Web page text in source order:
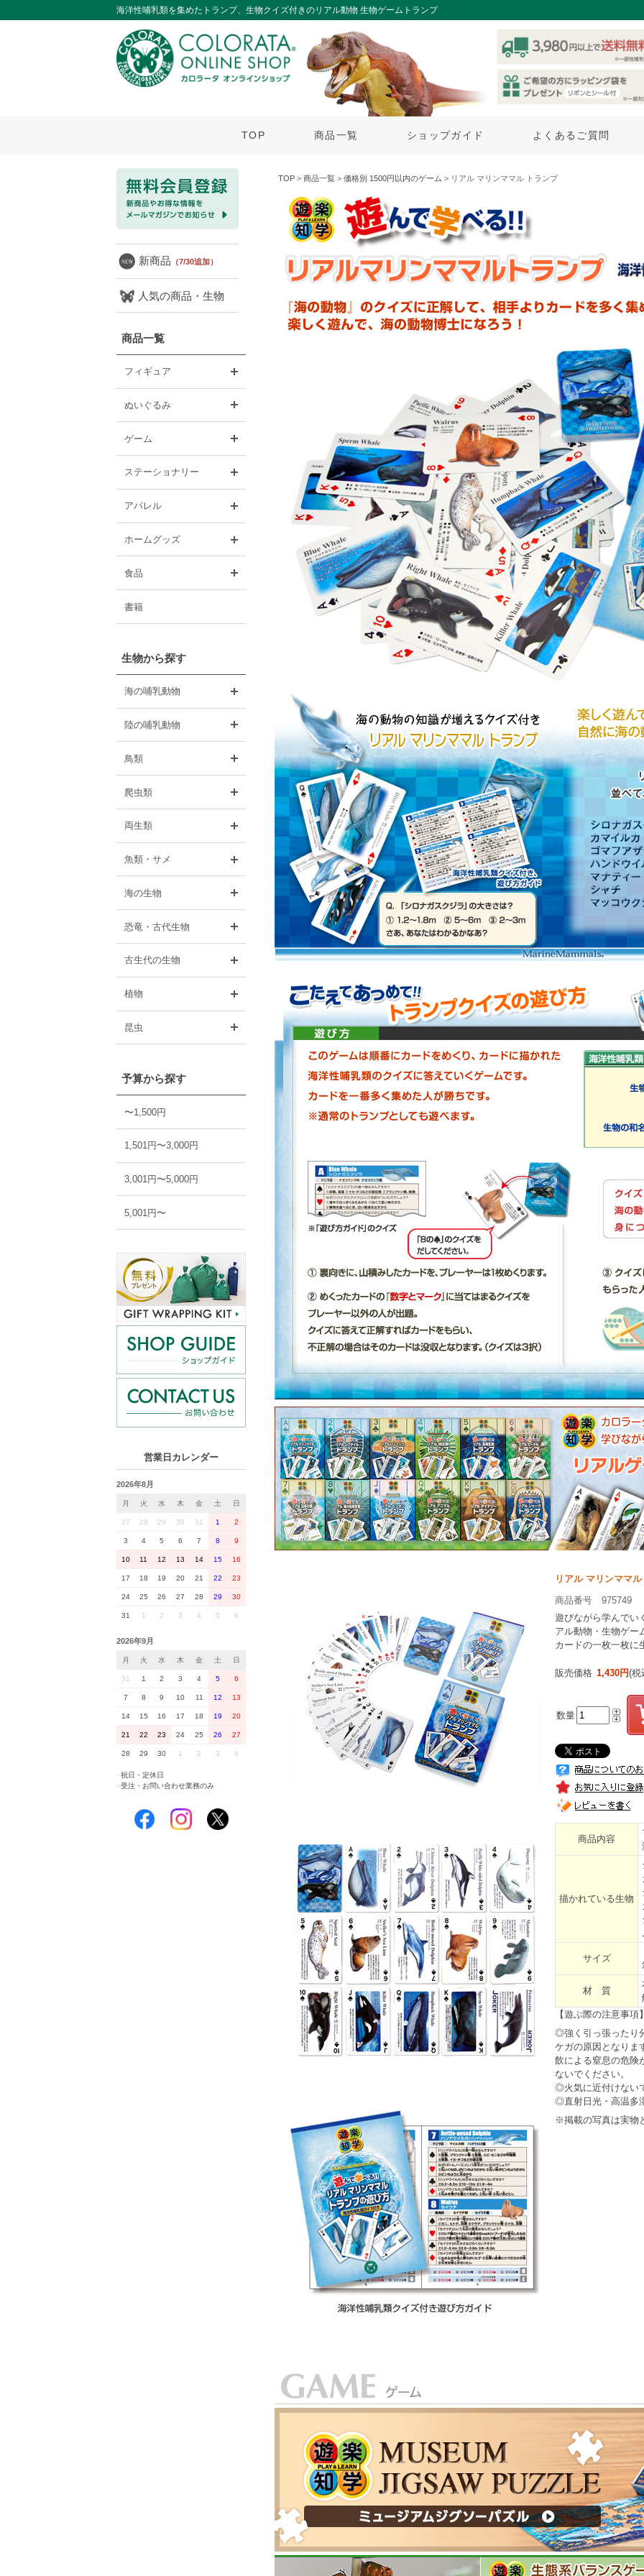
海洋性哺乳類を集めたトランプ、生物クイズ付きのリアル動物 生物ゲームトランプ
TOP 商品一覧 ショップガイド よくあるご質問
新商品 （7/30追加）
人気の商品・生物
商品一覧
フィギュア
ぬいぐるみ
ゲーム
ステーショナリー
アパレル
ホームグッズ
食品
書籍
生物から探す
海の哺乳動物
陸の哺乳動物
鳥類
爬虫類
両生類
魚類・サメ
海の生物
恐竜・古代生物
古生代の生物
植物
昆虫
予算から探す
〜1,500円
1,501円〜3,000円
3,001円〜5,000円
5,001円〜
営業日カレンダー
2026年8月
月 火 水 木 金 土 日
27 28 29 30 31 1 2
3 4 5 6 7 8 9
10 11 12 13 14 15 16
17 18 19 20 21 22 23
24 25 26 27 28 29 30
31 1 2 3 4 5 6
2026年9月
月 火 水 木 金 土 日
31 1 2 3 4 5 6
7 8 9 10 11 12 13
14 15 16 17 18 19 20
21 22 23 24 25 26 27
28 29 30 1 2 3 4
祝日・定休日
■受注・お問い合わせ業務のみ
TOP > 商品一覧 > 価格別 1500円以内のゲーム > リアル マリンママル トランプ
リアル マリンママ
商品番号 975749
遊びながら学んでい
アル動物・生物ゲー
カードの一枚一枚に
販売価格 1,430円(税
数量
商品内容
描かれている生物
サイズ
材 質
【遊ぶ際の注意事項
◎強く引っ張ったり
ケガの原因となりま
飲による窒息の危険
ないでください。
◎火気に近付けない
◎直射日光・高温多
※掲載の写真は実物